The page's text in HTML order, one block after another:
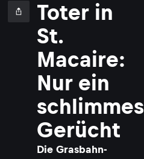
Toter in
St.
Macaire:
Nur ein
schlimmes
Gerücht
Die Grasbahn-